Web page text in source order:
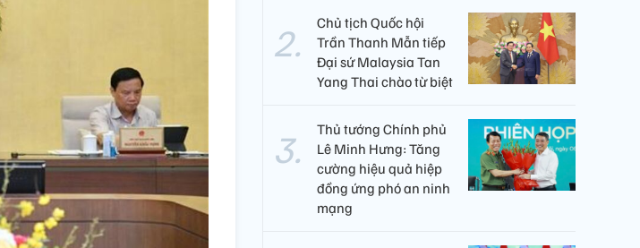
Chủ tịch Quốc hội
Trần Thanh Mẫn tiếp
Đại sứ Malaysia Tan
Yang Thai chào từ biệt
Thủ tướng Chính phủ
Lê Minh Hưng: Tăng
cường hiệu quả hiệp
đồng ứng phó an ninh
mạng